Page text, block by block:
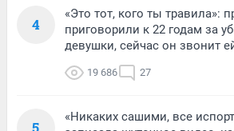
4
«Это тот, кого ты травила»:
приговорили к 22 годам за
девушки, сейчас он звонит
19 686 27
«Никаких сашими, все